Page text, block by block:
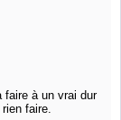
faire à un vrai dur
faire.